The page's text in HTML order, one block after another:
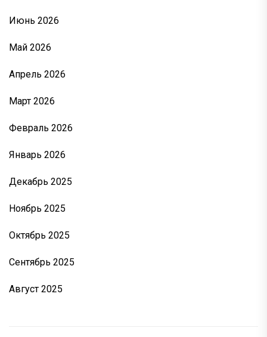
Июнь 2026
Май 2026
Апрель 2026
Март 2026
Февраль 2026
Январь 2026
Декабрь 2025
Ноябрь 2025
Октябрь 2025
Сентябрь 2025
Август 2025